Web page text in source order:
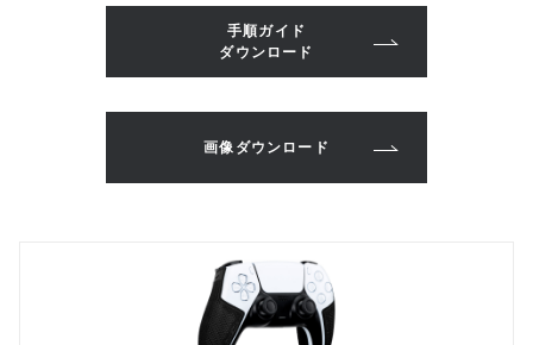
ai
l
手順ガイド
ダウンロード
画像ダウンロード